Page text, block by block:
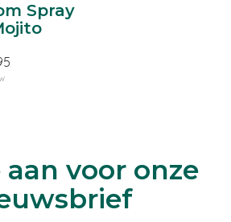
Spray
aan voor onze